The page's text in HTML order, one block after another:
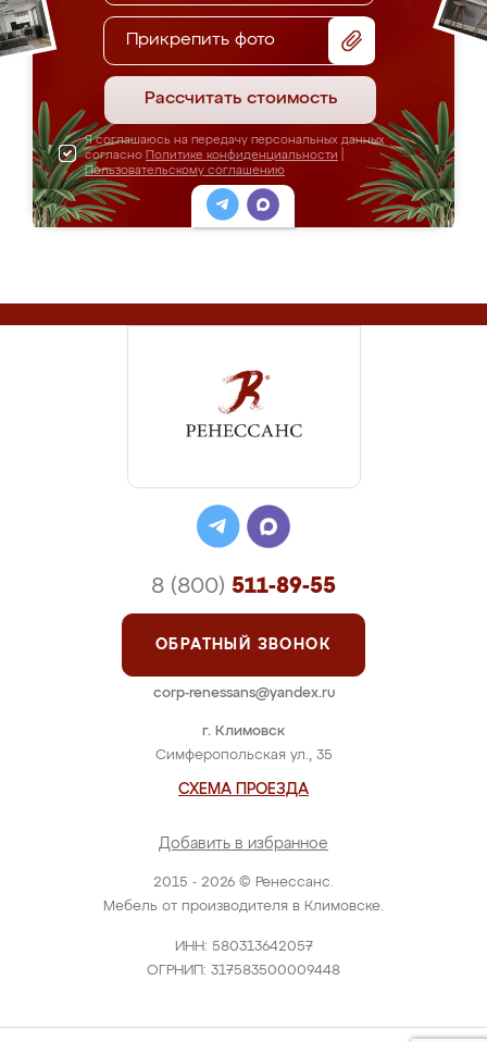
Прикрепить фото
Рассчитать стоимость
Я соглашаюсь на передачу персональных данных
согласно Политике конфиденциальности
Пользовательскому соглашению
2015 - 2026 © Ренессанс.
Мебель от производителя в Климовске.
ИНН: 580313642057
ОГРНИП: 317583500009448
г. Климовск
Симферопольская ул., 35
СХЕМА ПРОЕЗДА
Добавить в избранное
8 (800) 511-89-55
ОБРАТНЫЙ ЗВОНОК
corp-renessans@yandex.ru